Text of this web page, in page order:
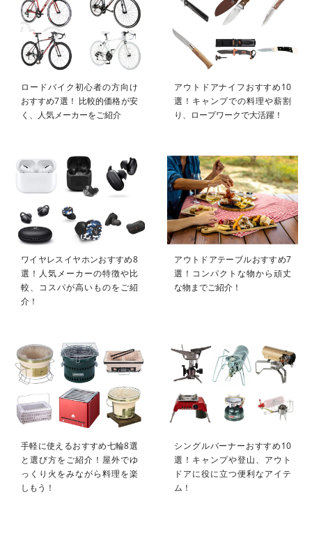
ロードバイク初心者の方向け
おすすめ7選！ 比較的価格が安
く、人気メーカーをご紹介
アウトドアナイフおすすめ10
選！キャンプでの料理や薪割
り、ロープワークで大活躍！
ワイヤレスイヤホンおすすめ8
選！人気メーカーの特徴や比
較、コスパが高いものをご紹
介！
アウトドアテーブルおすすめ7
選！コンパクトな物から頑丈
な物までご紹介！
手軽に使えるおすすめ七輪8選
と選び方をご紹介！屋外でゆ
っくり火をみながら料理を楽
しもう！
シングルバーナーおすすめ10
選！キャンプや登山、アウト
ドアに役に立つ便利なアイテ
ム！